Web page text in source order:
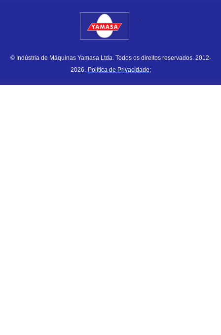
.
© Indústria de Máquinas Yamasa Ltda. Todos os direitos reservados. 2012-
2026. Política de Privacidade;